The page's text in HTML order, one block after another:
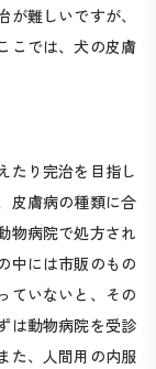
難しいですが、
こでは、犬の皮膚
たり完治を目指し
皮膚病の種類に合
物病院で処方され
中には市販のもの
ていないと、その
は動物病院を受診
た、人間用の内服